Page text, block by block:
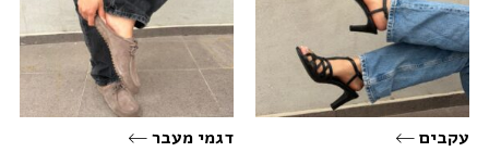
עקבים דגמי מעבר